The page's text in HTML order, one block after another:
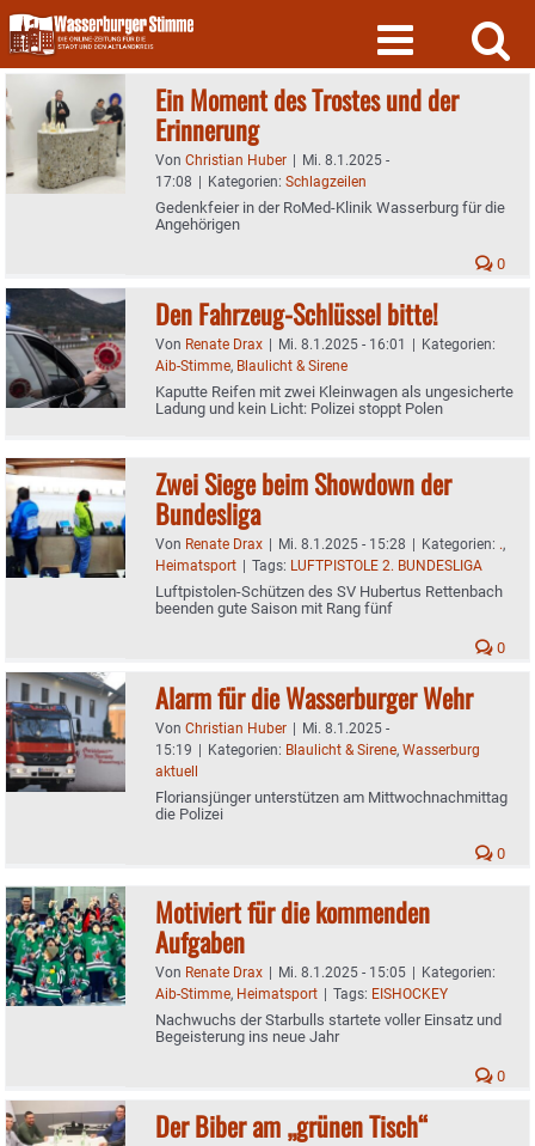
Skip
to
content
Ein Moment des Trostes und der
Erinnerung
Von Christian Huber | Mi. 8.1.2025 -
17:08 | Kategorien: Schlagzeilen
Gedenkfeier in der RoMed-Klinik Wasserburg für die
Angehörigen
0
Den Fahrzeug-Schlüssel bitte!
Von Renate Drax | Mi. 8.1.2025 - 16:01 | Kategorien:
Aib-Stimme, Blaulicht & Sirene
Kaputte Reifen mit zwei Kleinwagen als ungesicherte
Ladung und kein Licht: Polizei stoppt Polen
Zwei Siege beim Showdown der
Bundesliga
Von Renate Drax | Mi. 8.1.2025 - 15:28 | Kategorien: .,
Heimatsport | Tags: LUFTPISTOLE 2. BUNDESLIGA
Luftpistolen-Schützen des SV Hubertus Rettenbach
beenden gute Saison mit Rang fünf
0
Alarm für die Wasserburger Wehr
Von Christian Huber | Mi. 8.1.2025 -
15:19 | Kategorien: Blaulicht & Sirene, Wasserburg
aktuell
Floriansjünger unterstützen am Mittwochnachmittag
die Polizei
0
Motiviert für die kommenden
Aufgaben
Von Renate Drax | Mi. 8.1.2025 - 15:05 | Kategorien:
Aib-Stimme, Heimatsport | Tags: EISHOCKEY
Nachwuchs der Starbulls startete voller Einsatz und
Begeisterung ins neue Jahr
0
Der Biber am „grünen Tisch“